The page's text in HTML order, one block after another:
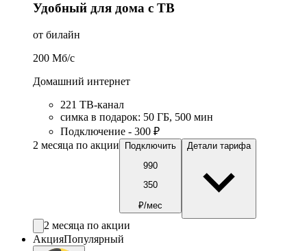
Удобный для дома с ТВ
от билайн
200 Мб/c
Домашний интернет
221 ТB-канал
симка в подарок: 50 ГБ, 500 мин
Подключение - 300 ₽
2 месяца по акции
Подключить
990
350
₽/мес
Детали тарифа
2 месяца по акции
АкцияПопулярный